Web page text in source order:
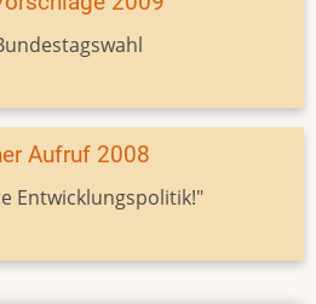
Aufruf 2008
Entwicklungspolitik!"